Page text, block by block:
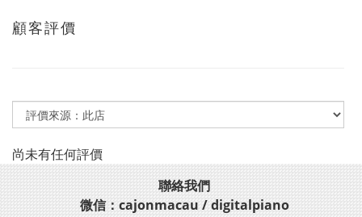
顧客評價
尚未有任何評價
聯絡我們
微信：cajonmacau / digitalpiano